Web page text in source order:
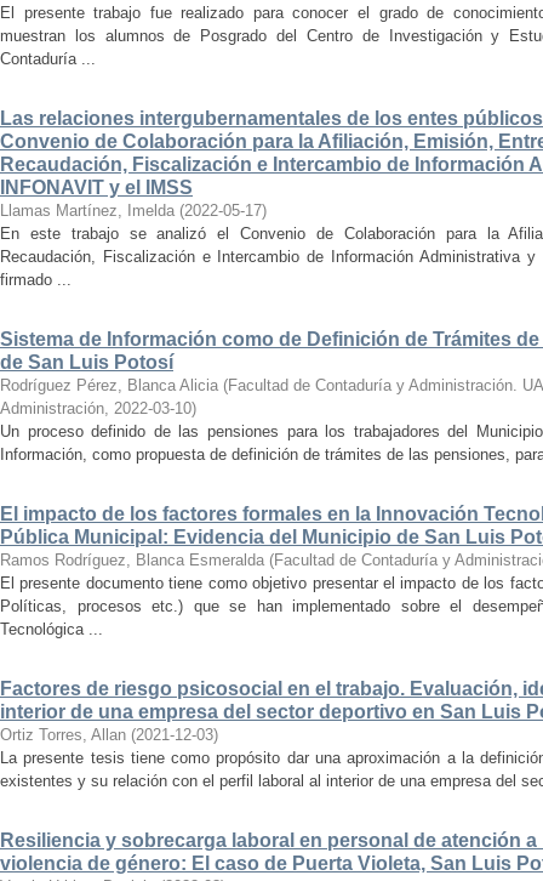
El presente trabajo fue realizado para conocer el grado de
muestran los alumnos de Posgrado del Centro de Investigación y
Contaduría ...
Las relaciones intergubernamentales de los entes
Convenio de Colaboración para la Afiliación, Emisión,
Recaudación, Fiscalización e Intercambio de Información
INFONAVIT y el IMSS
Llamas Martínez, Imelda (2022-05-17)
En este trabajo se analizó el Convenio de Colaboración para la
Recaudación, Fiscalización e Intercambio de Información Administrativa
firmado ...
Sistema de Información como de Definición de Trámites
de San Luis Potosí
Rodríguez Pérez, Blanca Alicia (Facultad de Contaduría y Administración.
Administración, 2022-03-10)
Un proceso definido de las pensiones para los trabajadores del
Información, como propuesta de definición de trámites de las pensiones,
El impacto de los factores formales en la Innovación
Pública Municipal: Evidencia del Municipio de San Luis
Ramos Rodríguez, Blanca Esmeralda (Facultad de Contaduría y
El presente documento tiene como objetivo presentar el impacto de los
Políticas, procesos etc.) que se han implementado sobre el
Tecnológica ...
Factores de riesgo psicosocial en el trabajo. Evaluación,
interior de una empresa del sector deportivo en San Luis
Ortiz Torres, Allan (2021-12-03)
La presente tesis tiene como propósito dar una aproximación a la
existentes y su relación con el perfil laboral al interior de una empresa del
Resiliencia y sobrecarga laboral en personal de atención
violencia de género: El caso de Puerta Violeta, San Luis